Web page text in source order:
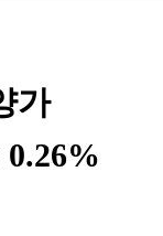
가